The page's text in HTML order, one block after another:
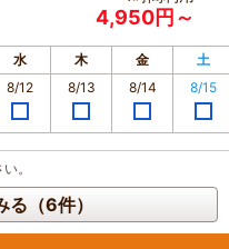
4,950円～
水 木 金
土
8/12 8/13 8/14 8/15
。
る（6件）